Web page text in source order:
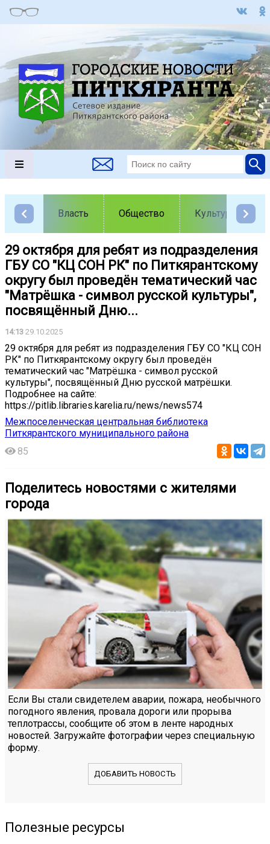
Власть Общество Культура
29 октября для ребят из подразделения
ГБУ СО "КЦ СОН РК" по Питкярантскому
округу был проведён тематический час
"Матрёшка - символ русской культуры",
посвящённый Дню...
14:13 29.10.2025
29 октября для ребят из подразделения ГБУ СО "КЦ СОН
РК" по Питкярантскому округу был проведён
тематический час "Матрёшка - символ русской
культуры", посвящённый Дню русской матрёшки.
Подробнее на сайте:
https://pitlib.libraries.karelia.ru/news/news574
Межпоселенческая центральная библиотека
Питкярантского муниципального района
85
Поделитесь новостями с жителями
города
Если Вы стали свидетелем аварии, пожара, необычного
погодного явления, провала дороги или прорыва
теплотрассы, сообщите об этом в ленте народных
новостей. Загружайте фотографии через специальную
форму.
ДОБАВИТЬ НОВОСТЬ
Полезные ресурсы